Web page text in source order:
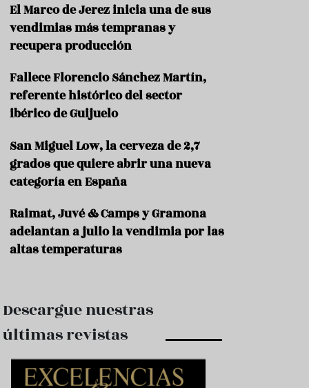
n
e
r
a
n
s
F
n
El Marco de Jerez inicia una de sus
vendimias más tempranas y
recupera producción
Fallece Florencio Sánchez Martín,
referente histórico del sector
ibérico de Guijuelo
San Miguel Low, la cerveza de 2,7
grados que quiere abrir una nueva
categoría en España
Raimat, Juvé & Camps y Gramona
adelantan a julio la vendimia por las
altas temperaturas
Descargue nuestras
últimas revistas